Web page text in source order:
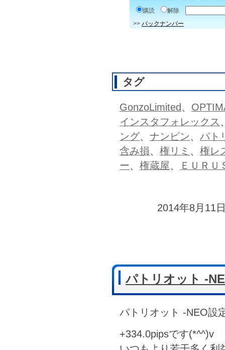
購読
解除
>> バックナンバー
タグ
GonzoLimited、
インスタフォレックス
ング、 ナンピン、 パト
含み損、 権リミ 、 権レ
ー、 権蔵屋、 ＥＵＲＵ
2014年8月11
パトリオット -
パトリオット -NEO設
+334.0pipsです(*^^)v